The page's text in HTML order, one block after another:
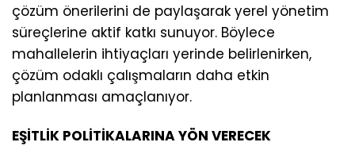
çözüm önerilerini de paylaşarak yerel yönetim
süreçlerine aktif katkı sunuyor. Böylece
mahallelerin ihtiyaçları yerinde belirlenirken,
çözüm odaklı çalışmaların daha etkin
planlanması amaçlanıyor.
EŞİTLİK POLİTİKALARINA YÖN VERECEK